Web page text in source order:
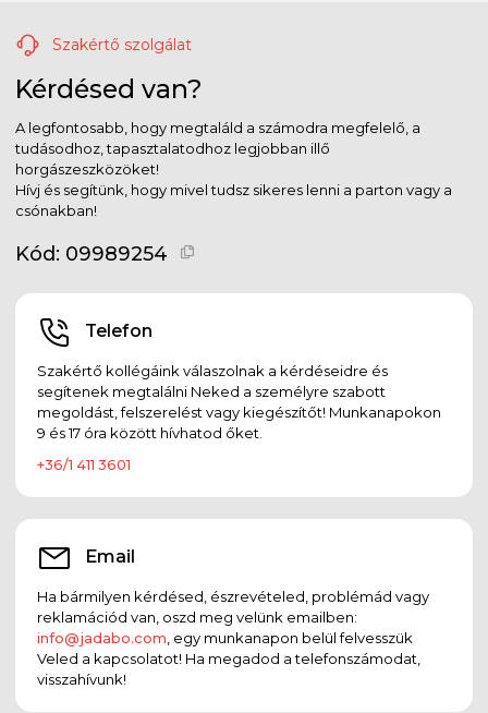
Szakértő szolgálat
Kérdésed van?
A legfontosabb, hogy megtaláld a számodra megfelelő, a
tudásodhoz, tapasztalatodhoz legjobban illő
horgászeszközöket!
Hívj és segítünk, hogy mivel tudsz sikeres lenni a parton vagy a
csónakban!
Kód: 09989254
Telefon
Szakértő kollégáink válaszolnak a kérdéseidre és
segítenek megtalálni Neked a személyre szabott
megoldást, felszerelést vagy kiegészítőt! Munkanapokon
9 és 17 óra között hívhatod őket.
+36/1 411 3601
Email
Ha bármilyen kérdésed, észrevételed, problémád vagy
reklamációd van, oszd meg velünk emailben:
info@jadabo.com , egy munkanapon belül felvesszük
Veled a kapcsolatot! Ha megadod a telefonszámodat,
visszahívunk!